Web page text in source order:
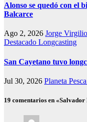
Alonso se quedó con el
Balcarce
Ago 2, 2026 Jorge Virgilio
Destacado Longcasting
San Cayetano tuvo
Jul 30, 2026 Planeta
19 comentarios en